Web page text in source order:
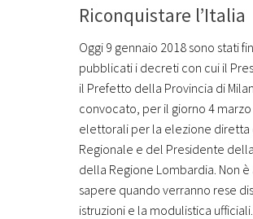
Riconquistare l’Italia
Oggi 9 gennaio 2018 sono stati
pubblicati i decreti con cui il
il Prefetto della Provincia di
convocato, per il giorno 4
elettorali per la elezione diretta
Regionale e del Presidente
della Regione Lombardia. Non
sapere quando verranno rese
istruzioni e la modulistica